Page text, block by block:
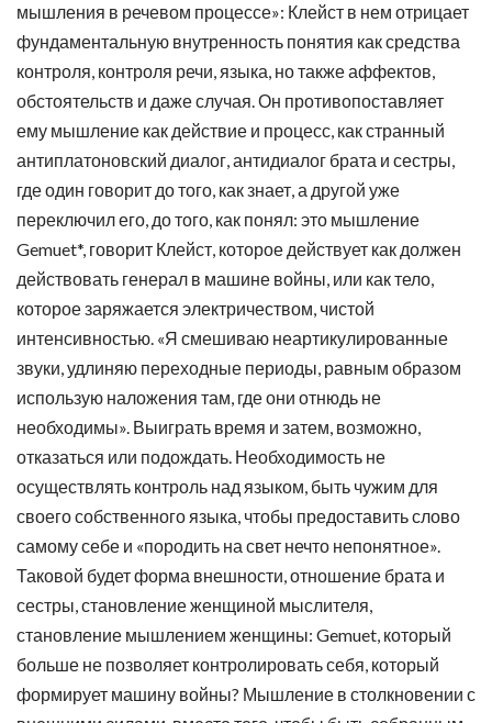
мышления в речевом процессе»: Клейст в нем отрицает
фундаментальную внутренность понятия как средства
контроля, контроля речи, языка, но также аффектов,
обстоятельств и даже случая. Он противопоставляет
ему мышление как действие и процесс, как странный
антиплатоновский диалог, антидиалог брата и сестры,
где один говорит до того, как знает, а другой уже
переключил его, до того, как понял: это мышление
Gemuet*, говорит Клейст, которое действует как должен
действовать генерал в машине войны, или как тело,
которое заряжается электричеством, чистой
интенсивностью. «Я смешиваю неартикулированные
звуки, удлиняю переходные периоды, равным образом
использую наложения там, где они отнюдь не
необходимы». Выиграть время и затем, возможно,
отказаться или подождать. Необходимость не
осуществлять контроль над языком, быть чужим для
своего собственного языка, чтобы предоставить слово
самому себе и «породить на свет нечто непонятное».
Таковой будет форма внешности, отношение брата и
сестры, становление женщиной мыслителя,
становление мышлением женщины: Gemuet, который
больше не позволяет контролировать себя, который
формирует машину войны? Мышление в столкновении с